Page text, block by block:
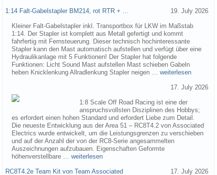
1:14 Falt-Gabelstapler BM214, rot RTR + … 19. July 2026
Kleiner Falt-Gabelstapler inkl. Transportbox für LKW im Maßstab
1:14. Der Stapler ist komplett aus Metall gefertigt und kommt
fahrfertig mit Fernsteuerung. Dieser technisch hochinteressante
Stapler kann den Mast automatisch aufstellen und verfügt über eine
Hydraulikanlage mit 5 Funktionen! Der Stapler hat folgende
Funktionen: Licht Sound Mast aufstellen Mast schieben Gabeln
heben Knicklenkung Allradlenkung Stapler neigen … weiterlesen
17. July 2026
1:8 Scale Off Road Racing ist eine der
anspruchsvollsten Disziplinen des Hobbys;
es erfordert einen hohen Standard und erfordert Liebe zum Detail.
Die neueste Entwicklung aus der Area 51 – RC8T4.2 von Associated
Electrics wurde entwickelt, um die Leistungsgrenzen zu verschieben
und auf der Anzahl der von der RC8-Serie angesammelten
Auszeichnungen aufzubauen. Eigenschaften Geformte
höhenverstellbare … weiterlesen
RC8T4.2e Team Kit von Team Associated 17. July 2026